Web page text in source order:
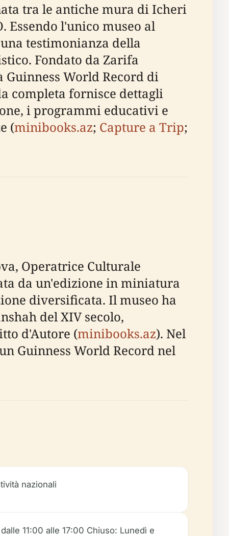
tra le antiche mura di Icheri
Essendo l'unico museo al
testimonianza della
Fondato da Zarifa
World Record di
completa fornisce dettagli
i programmi educativi e
(minibooks.az; Capture a Trip;
Operatrice Culturale
da un'edizione in miniatura
diversificata. Il museo ha
del XIV secolo,
d'Autore (minibooks.az). Nel
Guinness World Record nel
nazionali
11:00 alle 17:00 Chiuso: Lunedì e